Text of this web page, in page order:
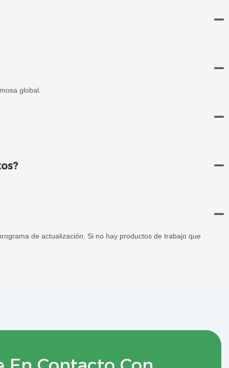
global.
de actualización. Si no hay productos de trabajo que